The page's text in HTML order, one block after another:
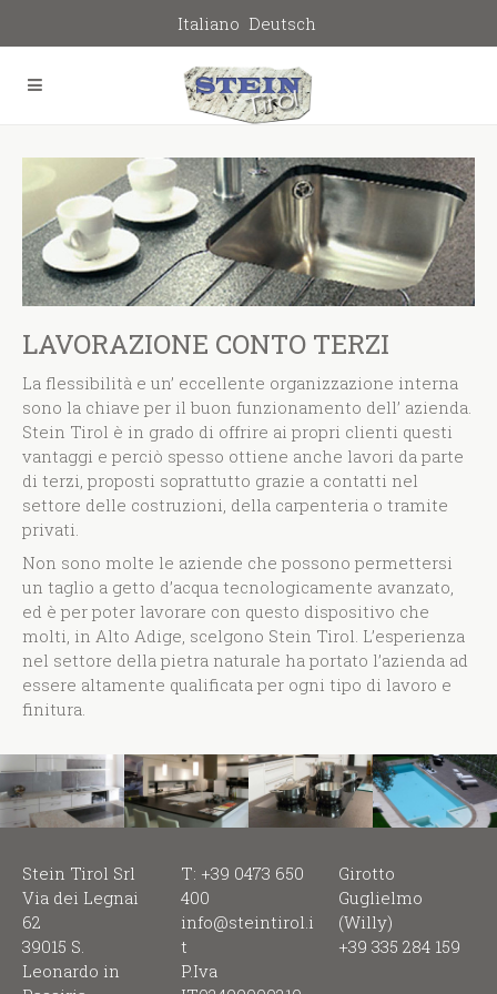
Italiano Deutsch
LAVORAZIONE CONTO TERZI
La flessibilità e un’ eccellente organizzazione interna
sono la chiave per il buon funzionamento dell’ azienda.
Stein Tirol è in grado di offrire ai propri clienti questi
vantaggi e perciò spesso ottiene anche lavori da parte
di terzi, proposti soprattutto grazie a contatti nel
settore delle costruzioni, della carpenteria o tramite
privati.
Non sono molte le aziende che possono permettersi
un taglio a getto d’acqua tecnologicamente avanzato,
ed è per poter lavorare con questo dispositivo che
molti, in Alto Adige, scelgono Stein Tirol. L’esperienza
nel settore della pietra naturale ha portato l’azienda ad
essere altamente qualificata per ogni tipo di lavoro e
finitura.
Stein Tirol Srl
Via dei Legnai
62
39015 S.
Leonardo in
T: +39 0473 650
400
info@steintirol.i
t
P.Iva
Girotto
Guglielmo
(Willy)
+39 335 284 159